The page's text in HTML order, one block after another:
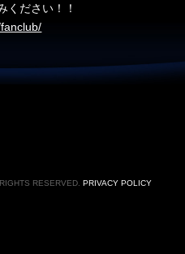
ださい！！
RESERVED. PRIVACY POLICY